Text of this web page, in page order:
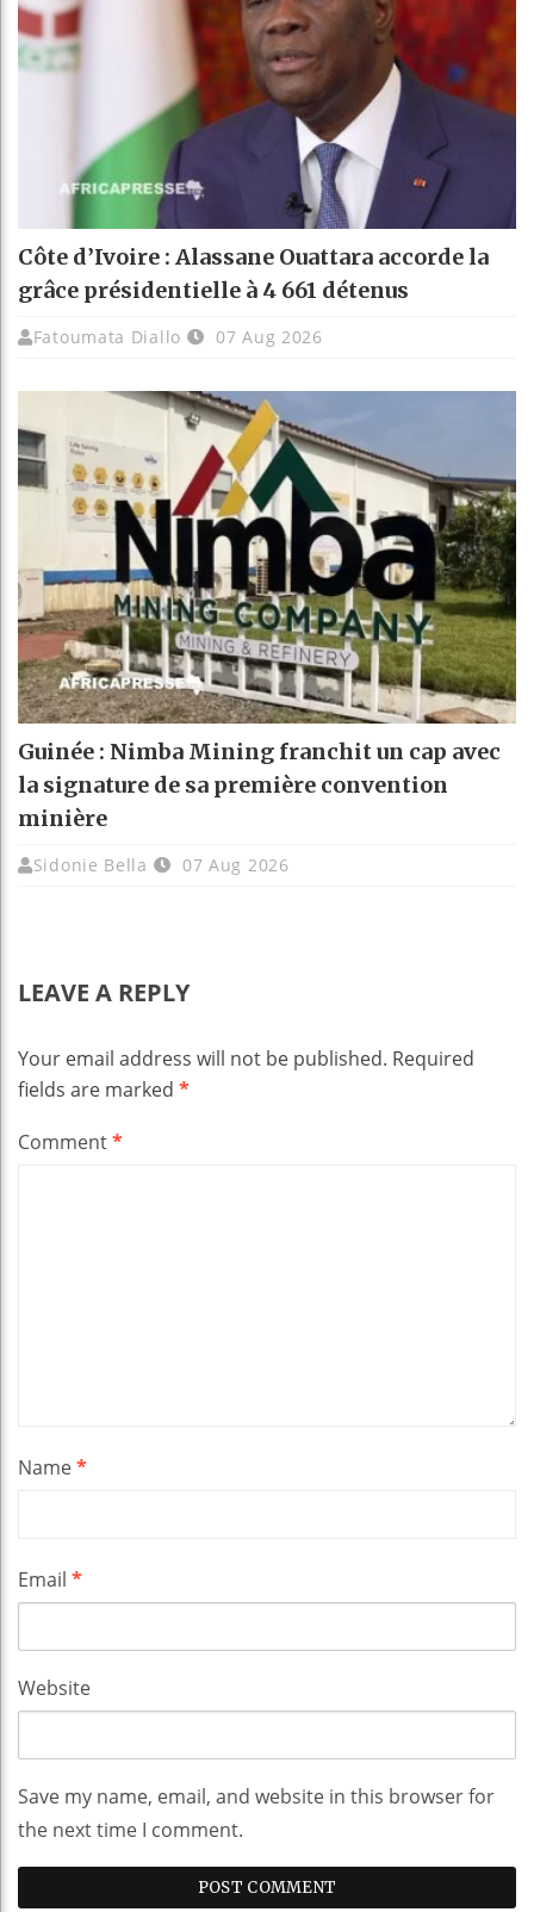
Côte d’Ivoire : Alassane Ouattara accorde la
grâce présidentielle à 4 661 détenus
Fatoumata Diallo 07 Aug 2026
Guinée : Nimba Mining franchit un cap avec
la signature de sa première convention
minière
Sidonie Bella 07 Aug 2026
LEAVE A REPLY
Your email address will not be published. Required
fields are marked *
Comment*
Name*
Email *
Website
Save my name, email, and website in this browser for
the next time I comment.